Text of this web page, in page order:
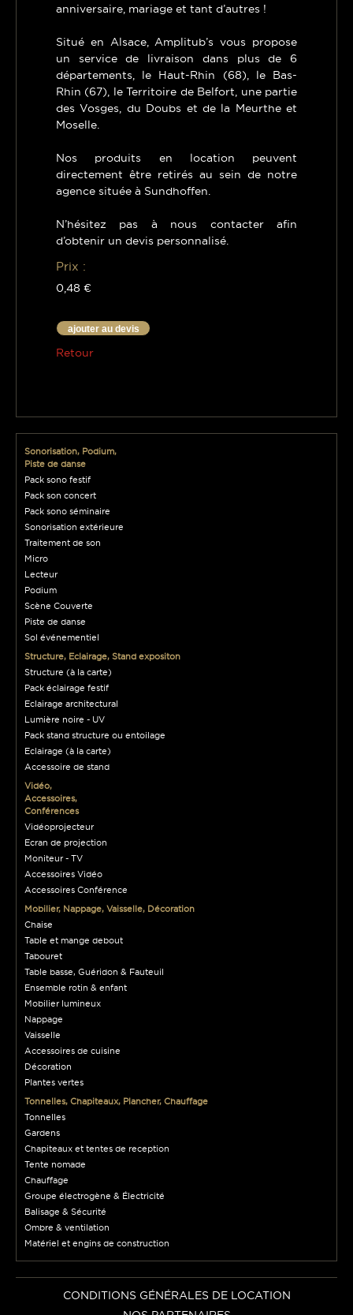
anniversaire, mariage et tant d’autres !
Situé en Alsace, Amplitub’s vous propose
un service de livraison dans plus de 6
départements, le Haut-Rhin (68), le Bas-
Rhin (67), le Territoire de Belfort, une partie
des Vosges, du Doubs et de la Meurthe et
Moselle.
Nos produits en location peuvent
directement être retirés au sein de notre
agence située à Sundhoffen.
N’hésitez pas à nous contacter afin
d’obtenir un devis personnalisé.
Prix :
0,48 €
ajouter au devis
Retour
Sonorisation, Podium,
Piste de danse
Pack sono festif
Pack son concert
Pack sono séminaire
Sonorisation extérieure
Traitement de son
Micro
Lecteur
Podium
Scène Couverte
Piste de danse
Sol événementiel
Structure, Eclairage, Stand expositon
Structure (à la carte)
Pack éclairage festif
Eclairage architectural
Lumière noire - UV
Pack stand structure ou entoilage
Eclairage (à la carte)
Accessoire de stand
Vidéo,
Accessoires,
Conférences
Vidéoprojecteur
Ecran de projection
Moniteur - TV
Accessoires Vidéo
Accessoires Conférence
Mobilier, Nappage, Vaisselle, Décoration
Chaise
Table et mange debout
Tabouret
Table basse, Guéridon & Fauteuil
Ensemble rotin & enfant
Mobilier lumineux
Nappage
Vaisselle
Accessoires de cuisine
Décoration
Plantes vertes
Tonnelles, Chapiteaux, Plancher, Chauffage
Tonnelles
Gardens
Chapiteaux et tentes de reception
Tente nomade
Chauffage
Groupe électrogène & Électricité
Balisage & Sécurité
Ombre & ventilation
Matériel et engins de construction
CONDITIONS GÉNÉRALES DE LOCATION